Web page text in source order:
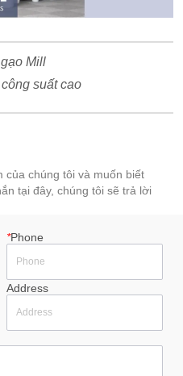
Mill
suất cao
của chúng tôi và muốn biết
tại đây, chúng tôi sẽ trả lời
*Phone
Address